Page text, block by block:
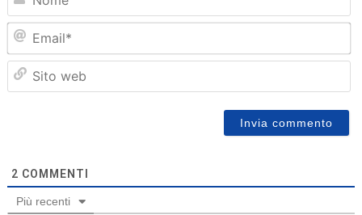
2 COMMENTI
Più recenti